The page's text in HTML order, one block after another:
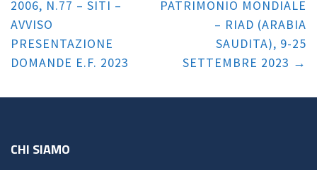
2006, N.77 – SITI –
AVVISO
PRESENTAZIONE
DOMANDE E.F. 2023
PATRIMONIO MONDIALE
– RIAD (ARABIA
SAUDITA), 9-25
SETTEMBRE 2023
CHI SIAMO